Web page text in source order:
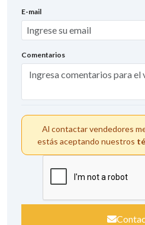
E-mail
Comentarios
Al contactar vendedores
estás aceptando nuestros